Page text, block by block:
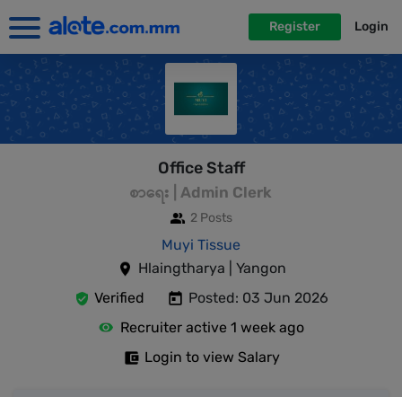
Register Login
Office Staff
စာရေး | Admin Clerk
2 Posts
Muyi Tissue
Hlaingtharya | Yangon
Verified
Posted: 03 Jun 2026
Recruiter active 1 week ago
Login to view Salary